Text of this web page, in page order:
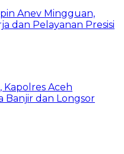
Anev Mingguan,
dan Pelayanan Presisi
Kapolres Aceh
Banjir dan Longsor